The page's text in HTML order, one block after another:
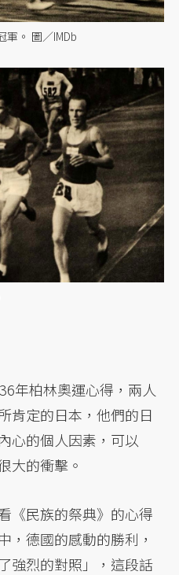
軍。 圖／IMDb
年柏林奧運心得，兩人
肯定的日本，他們的日
心的個人因素，可以
大的衝擊。
《民族的祭典》的心得
，德國的感動的勝利，
強烈的對照」，這段話